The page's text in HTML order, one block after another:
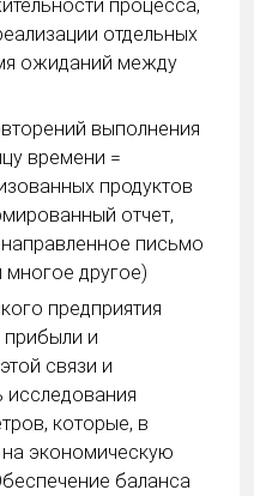
процесса,
отдельных
ожиданий между
выполнения
времени =
продуктов
отчет,
направленное письмо
другое)
предприятия
прибыли и
связи и
исследования
которые, в
экономическую
баланса